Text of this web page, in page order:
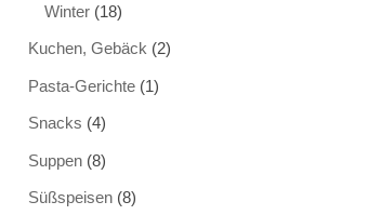
Winter (18)
Kuchen, Gebäck (2)
Pasta-Gerichte (1)
Snacks (4)
Suppen (8)
Süßspeisen (8)